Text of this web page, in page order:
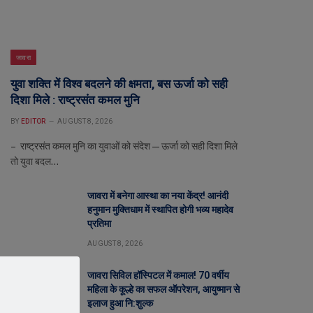
जावरा
युवा शक्ति में विश्व बदलने की क्षमता, बस ऊर्जा को सही
दिशा मिले : राष्ट्रसंत कमल मुनि
BY EDITOR AUGUST 8, 2026
– राष्ट्रसंत कमल मुनि का युवाओं को संदेश—ऊर्जा को सही दिशा मिले
तो युवा बदल…
जावरा में बनेगा आस्था का नया केंद्र! आनंदी
हनुमान मुक्तिधाम में स्थापित होगी भव्य महादेव
प्रतिमा
AUGUST 8, 2026
जावरा सिविल हॉस्पिटल में कमाल! 70 वर्षीय
महिला के कूल्हे का सफल ऑपरेशन, आयुष्मान से
इलाज हुआ नि:शुल्क